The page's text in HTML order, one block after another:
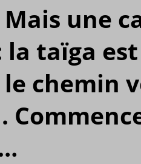
une
taïga
chemin